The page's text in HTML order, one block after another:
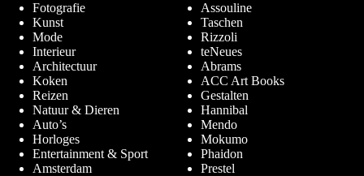
Fotografie
Kunst
Mode
Interieur
Architectuur
Koken
Reizen
Natuur & Dieren
Auto’s
Horloges
Entertainment & Sport
Amsterdam
Assouline
Taschen
Rizzoli
teNeues
Abrams
ACC Art Books
Gestalten
Hannibal
Mendo
Mokumo
Phaidon
Prestel